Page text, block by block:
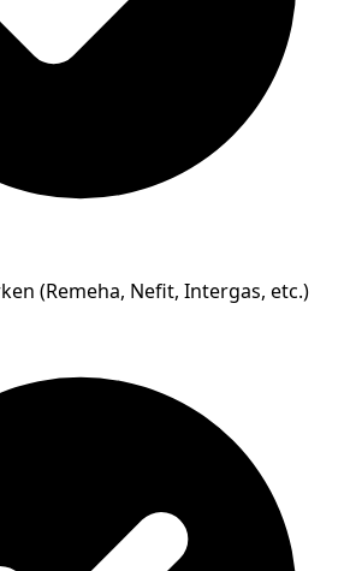
(Remeha, Nefit, Intergas, etc.)